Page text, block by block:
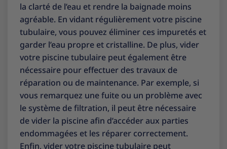
la clarté de l’eau et rendre la baignade moins
agréable. En vidant régulièrement votre piscine
tubulaire, vous pouvez éliminer ces impuretés et
garder l’eau propre et cristalline. De plus, vider
votre piscine tubulaire peut également être
nécessaire pour effectuer des travaux de
réparation ou de maintenance. Par exemple, si
vous remarquez une fuite ou un problème avec
le système de filtration, il peut être nécessaire
de vider la piscine afin d’accéder aux parties
endommagées et les réparer correctement.
Enfin, vider votre piscine tubulaire peut